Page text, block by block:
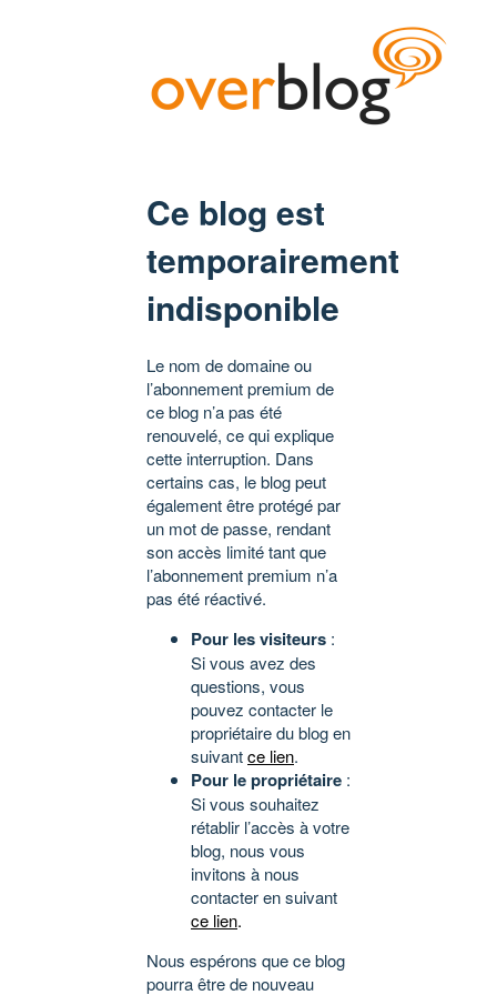
Ce blog est
temporairement
indisponible
Le nom de domaine ou
l’abonnement premium de
ce blog n’a pas été
renouvelé, ce qui explique
cette interruption. Dans
certains cas, le blog peut
également être protégé par
un mot de passe, rendant
son accès limité tant que
l’abonnement premium n’a
pas été réactivé.
Pour les visiteurs :
Si vous avez des
questions, vous
pouvez contacter le
propriétaire du blog en
suivantce lien.
Pour le propriétaire :
Si vous souhaitez
rétablir l’accès à votre
blog, nous vous
invitons à nous
contacter en suivant
ce lien.
Nous espérons que ce blog
pourra être de nouveau